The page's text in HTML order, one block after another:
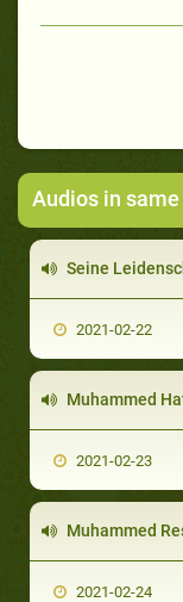
Audios in
Seine
2021-02-22
Muhammed
2021-02-23
Muhammed
2021-02-24